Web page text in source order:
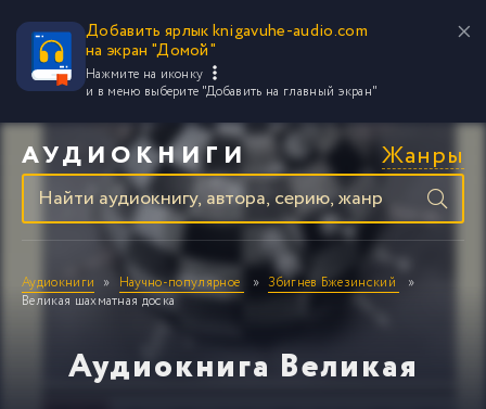
Добавить ярлык knigavuhe-audio.com
на экран "Домой"
Нажмите на иконку
и в меню выберите "Добавить на главный экран"
АУДИОКНИГИ Жанры
Аудиокниги Научно-популярное
Збигнев Бжезинский
Великая шахматная доска
Аудиокнига Великая